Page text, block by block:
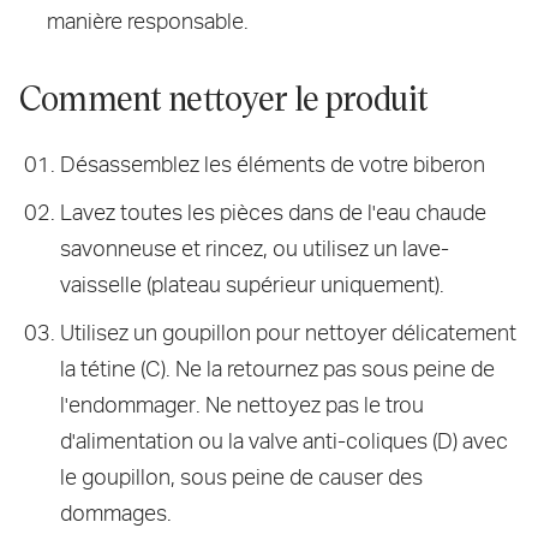
manière responsable.
Comment nettoyer le produit
Désassemblez les éléments de votre biberon
Lavez toutes les pièces dans de l'eau chaude
savonneuse et rincez, ou utilisez un lave-
vaisselle (plateau supérieur uniquement).
Utilisez un goupillon pour nettoyer délicatement
la tétine (C). Ne la retournez pas sous peine de
l'endommager. Ne nettoyez pas le trou
d'alimentation ou la valve anti-coliques (D) avec
le goupillon, sous peine de causer des
dommages.